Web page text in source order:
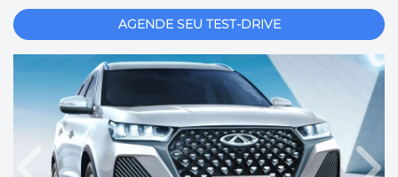
AGENDE SEU TEST-DRIVE